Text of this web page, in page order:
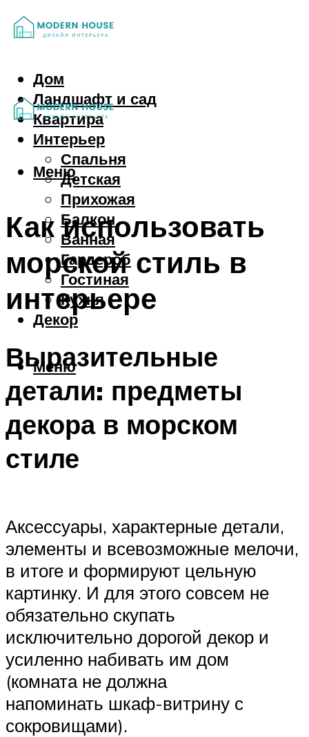
Дом
Ландшафт и сад
Квартира
Интерьер
Спальня
Детская
Прихожая
Балкон
Ванная
Гардероб
Гостиная
Кухня
Декор
Меню
Меню
Как использовать
морской стиль в
интерьере
Выразительные
детали: предметы
декора в морском
стиле
Аксессуары, характерные детали,
элементы и всевозможные мелочи,
в итоге и формируют цельную
картинку. И для этого совсем не
обязательно скупать
исключительно дорогой декор и
усиленно набивать им дом
(комната не должна
напоминать шкаф-витрину с
сокровищами).